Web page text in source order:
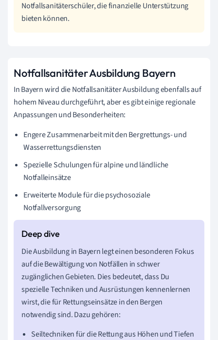
Notfallsanitäterschüler, die finanzielle Unterstützung
bieten können.
Notfallsanitäter Ausbildung Bayern
In Bayern wird die Notfallsanitäter Ausbildung ebenfalls auf
hohem Niveau durchgeführt, aber es gibt einige regionale
Anpassungen und Besonderheiten:
Engere Zusammenarbeit mit den Bergrettungs- und
Wasserrettungsdiensten
Spezielle Schulungen für alpine und ländliche
Notfalleinsätze
Erweiterte Module für die psychosoziale
Notfallversorgung
Die Ausbildung in Bayern legt einen besonderen Fokus
auf die Bewältigung von Notfällen in schwer
zugänglichen Gebieten. Dies bedeutet, dass Du
spezielle Techniken und Ausrüstungen kennenlernen
wirst, die für Rettungseinsätze in den Bergen
notwendig sind. Dazu gehören:
Seiltechniken für die Rettung aus Höhen und Tiefen